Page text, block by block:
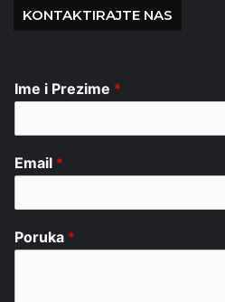
KONTAKTIRAJTE NAS
Ime i Prezime *
Email *
Poruka *